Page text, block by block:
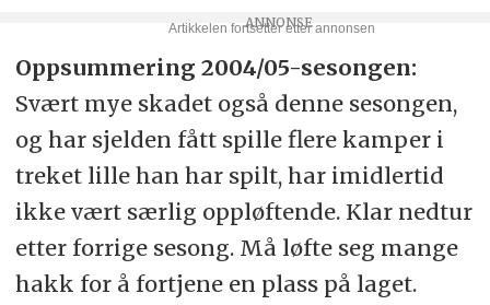
Oppsummering 2004/05-sesongen:
Svært mye skadet også denne sesongen,
og har sjelden fått spille flere kamper i
treket lille han har spilt, har imidlertid
ikke vært særlig oppløftende. Klar nedtur
etter forrige sesong. Må løfte seg mange
hakk for å fortjene en plass på laget.